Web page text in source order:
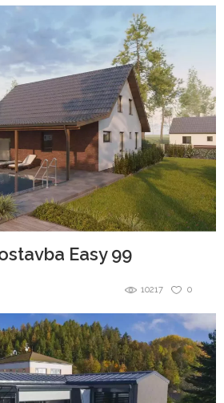
Easy 99
0
10217